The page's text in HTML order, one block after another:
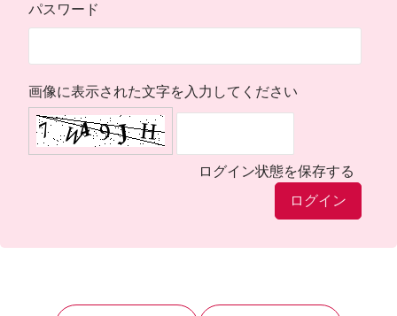
パスワード
画像に表示された文字を入力してください
ログイン状態を保存する